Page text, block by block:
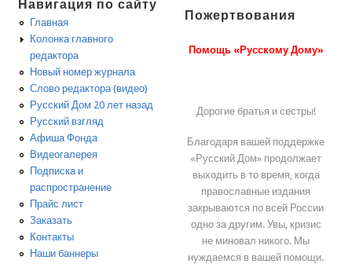
Навигация по сайту
Главная
Колонка главного
редактора
Новый номер журнала
Слово редактора (видео)
Русский Дом 20 лет назад
Русский взгляд
Афиша Фонда
Видеогалерея
Подписка и
распространение
Прайс лист
Заказать
Контакты
Наши баннеры
Пожертвования
Помощь «Русскому Дому»
Дорогие братья и сестры!
Благодаря вашей поддержке
«Русский Дом» продолжает
выходить в то время, когда
православные издания
закрываются по всей России
одно за другим. Увы, кризис
не миновал никого. Мы
нуждаемся в вашей помощи.